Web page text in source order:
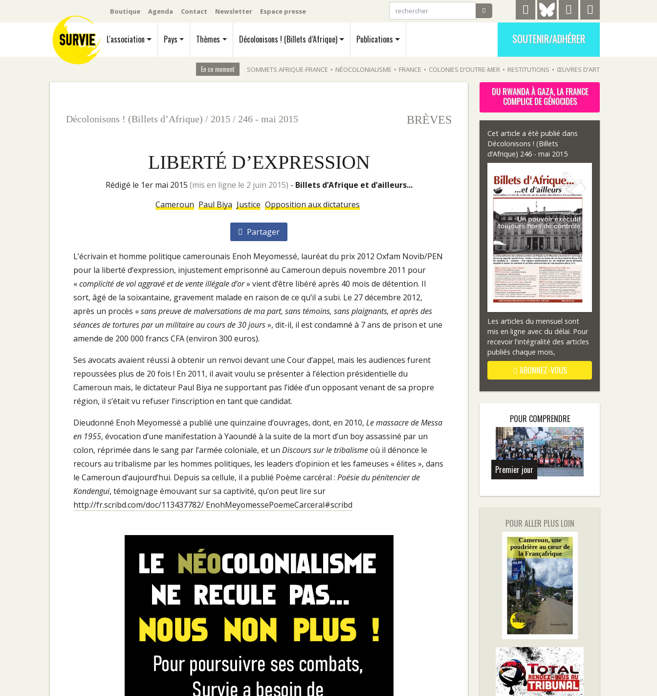
Boutique Agenda Contact Newsletter Espace presse
L'association Pays Thèmes Décolonisons ! (Billets d’Afrique) Publications SOUTENIR/ADHÉRER
En ce moment SOMMETS AFRIQUE-FRANCE • NÉOCOLONIALISME • FRANCE • COLONIES D’OUTRE-MER • RESTITUTIONS • ŒUVRES D’ART
Décolonisons ! (Billets d’Afrique) / 2015 / 246 - mai 2015 BRÈVES
LIBERTÉ D’EXPRESSION
rédigé le 1er mai 2015 (mis en ligne le 2 juin 2015) - Billets d’Afrique et d’ailleurs...
Cameroun Paul Biya Justice Opposition aux dictatures
Partager
L’écrivain et homme politique camerounais Enoh Meyomessé, lauréat du prix 2012 Oxfam Novib/PEN
pour la liberté d’expression, injustement emprisonné au Cameroun depuis novembre 2011 pour
«complicité de vol aggravé et de vente illégale d’or» vient d’être libéré après 40 mois de détention. Il
sort, âgé de la soixantaine, gravement malade en raison de ce qu’il a subi. Le 27 décembre 2012,
après un procès «sans preuve de malversations de ma part, sans témoins, sans plaignants, et après des
séances de tortures par un militaire au cours de 30 jours», dit-­il, il est condamné à 7 ans de prison et une
amende de 200 000 francs CFA (environ 300 euros).
Ses avocats avaient réussi à obtenir un renvoi devant une Cour d’appel, mais les audiences furent
repoussées plus de 20 fois ! En 2011, il avait voulu se présenter à l’élection présidentielle du
Cameroun mais, le dictateur Paul Biya ne supportant pas l’idée d’un opposant venant de sa propre
région, il s’était vu refuser l’inscription en tant que candidat.
Dieudonné Enoh Meyomessé a publié une quinzaine d’ouvrages, dont, en 2010, Le massacre de Messa
en 1955, évocation d’une manifestation à Yaoundé à la suite de la mort d’un boy assassiné par un
colon, réprimée dans le sang par l’armée coloniale, et un Discours sur le tribalismeoù il dénonce le
recours au tribalisme par les hommes politiques, les leaders d’opinion et les fameuses « élites », dans
le Cameroun d’aujourd’hui. Depuis sa cellule, il a publié Poème carcéral : Poésie du pénitencier de
Kondengui, témoignage émouvant sur sa captivité, qu’on peut lire sur
http://fr.scribd.com/doc/113437782/ Enoh­Meyomesse­Poeme­Carceral#scribd
DU RWANDA À GAZA, LA FRANCE
COMPLICE DE GÉNOCIDES
Cet article a été publié dans
Décolonisons ! (Billets
d’Afrique) 246 - mai 2015
Les articles du mensuel sont
mis en ligne avec du délai. Pour
recevoir l'intégralité des articles
publiés chaque mois,
ABONNEZ-VOUS
POUR COMPRENDRE
Premier jour
POUR ALLER PLUS LOIN